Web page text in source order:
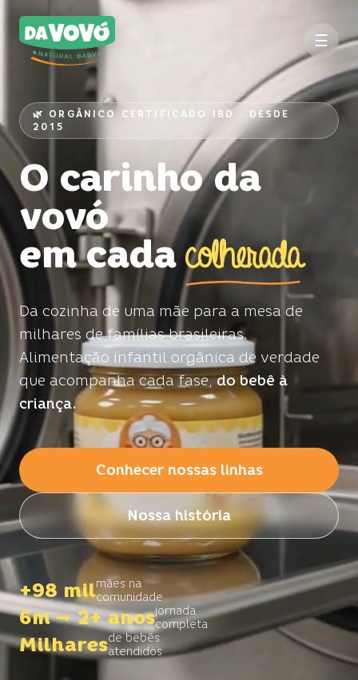
☰
🌿 ORGÂNICO CERTIFICADO IBD · DESDE
2015
O carinho da
vovó
em cada colherada
Da cozinha de uma mãe para a mesa de
milhares de famílias brasileiras.
Alimentação infantil orgânica de verdade
que acompanha cada fase, do bebê à
criança.
Conhecer nossas linhas
Nossa história
+98 milmães na
comunidade
6m → 2+ anosjornada
completa
Milharesde bebês
atendidos